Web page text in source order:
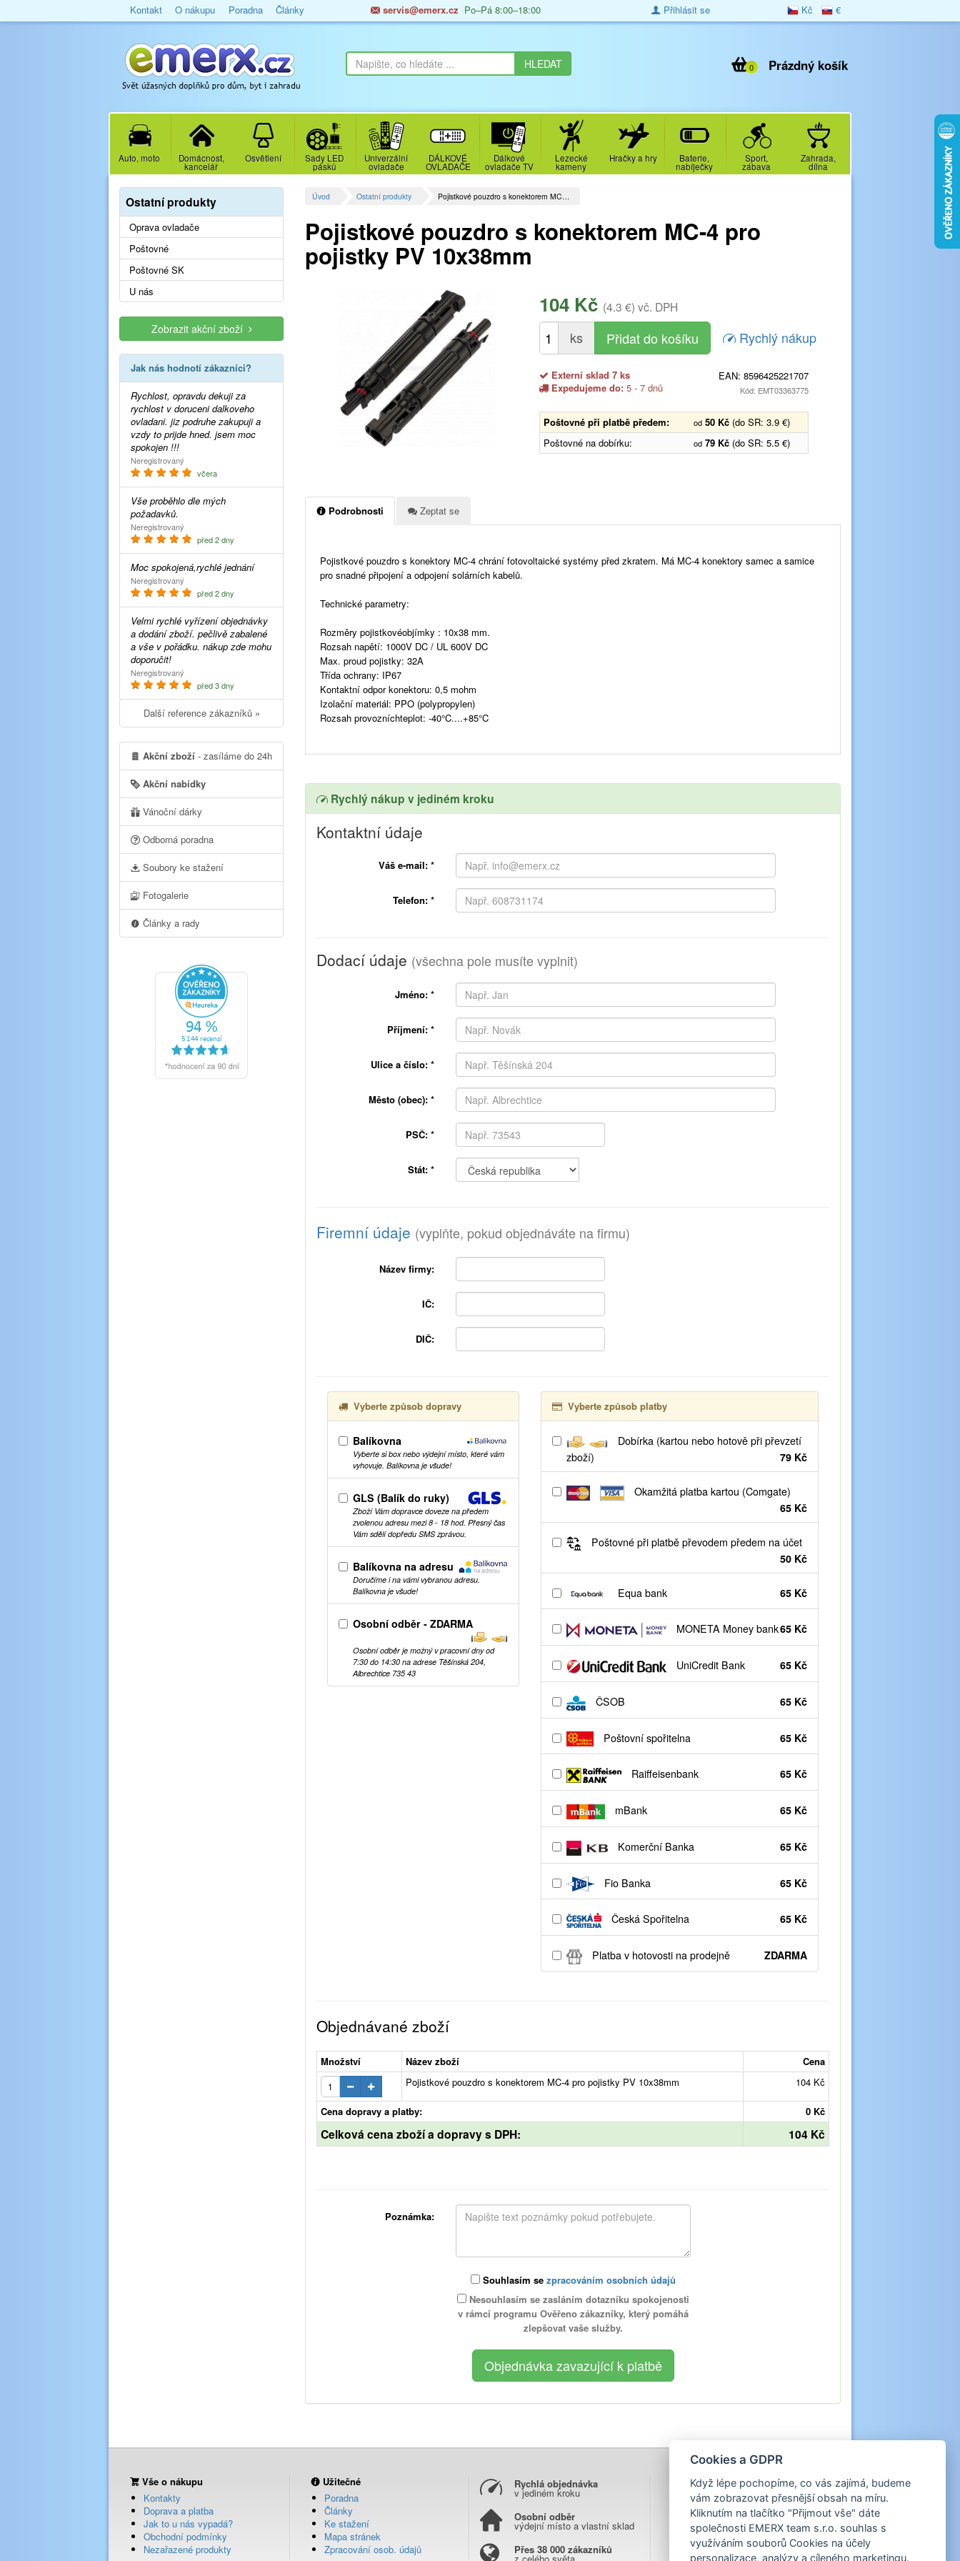
Kontakt O nákupu Poradna Články servis@emerx.cz Po–Pá 8:00–18:00 Kč €
Přihlásit se
Prázdný košík
0
Auto, moto Domácnost,
kancelář
Osvětlení Sady LED
pásků
Univerzální
ovladače
DÁLKOVÉ
OVLADAČE
Dálkové
ovladače TV
Lezecké
kameny
Hračky a hry Baterie,
nabíječky
Sport,
zábava
Zahrada,
dílna
Úvod Ostatní produkty Pojistkové pouzdro s konektorem MC…
Pojistkové pouzdro s konektorem MC-4 pro
pojistky PV 10x38mm
104 Kč (4.3 €) vč. DPH
ks Rychlý nákup
Externí sklad 7 ks
Expedujeme do:5 - 7 dnů
EAN: 8596425221707
Kód: EMT03363775
Poštovné při platbě předem: od 50 Kč (do SR: 3.9 €)
Poštovné na dobírku:
od 79 Kč (do SR: 5.5 €)
Podrobnosti Zeptat se
Pojistkové pouzdro s konektory MC-4 chrání fotovoltaické systémy před zkratem. Má MC-4 konektory samec a samice
pro snadné připojení a odpojení solárních kabelů.
Technické parametry:
Rozměry pojistkovéobjímky : 10x38 mm.
Rozsah napětí: 1000V DC / UL 600V DC
Max. proud pojistky: 32A
Třída ochrany: IP67
Kontaktní odpor konektoru: 0,5 mohm
Izolační materiál: PPO (polypropylen)
Rozsah provozníchteplot: -40°C....+85°C
Rychlý nákup v jediném kroku
Kontaktní údaje
Váš e-mail: *
Telefon: *
Dodací údaje (všechna pole musíte vyplnit)
Jméno: *
Příjmení: *
Ulice a číslo: *
Město (obec): *
PSČ: *
Stát: *
Firemní údaje (vyplňte, pokud objednáváte na firmu)
Název firmy:
IČ:
DIČ:
Vyberte způsob dopravy
Balíkovna
Vyberte si box nebo výdejní místo, které vám
vyhovuje. Balíkovna je všude!
GLS (Balík do ruky)
Zboží Vám dopravce doveze na předem
zvolenou adresu mezi 8 - 18 hod. Přesný čas
Vám sdělí dopředu SMS zprávou.
Balíkovna na adresu
Doručíme i na vámi vybranou adresu.
Balíkovna je všude!
Osobní odběr - ZDARMA
Osobní odběr je možný v pracovní dny od
7:30 do 14:30 na adrese Těšínská 204,
Albrechtice 735 43
Vyberte způsob platby
Dobírka (kartou nebo hotově při převzetí
zboží)
79 Kč
Okamžitá platba kartou (Comgate)
65 Kč
Poštovné při platbě převodem předem na účet
50 Kč
Equa bank 65 Kč
MONETA Money bank65 Kč
UniCredit Bank 65 Kč
ČSOB 65 Kč
Poštovní spořitelna 65 Kč
Raiffeisenbank 65 Kč
mBank 65 Kč
Komerční Banka 65 Kč
Fio Banka 65 Kč
Česká Spořitelna 65 Kč
Platba v hotovosti na prodejně ZDARMA
Objednávané zboží
Množství Název zboží
Cena
Pojistkové pouzdro s konektorem MC-4 pro pojistky PV 10x38mm
104 Kč
Cena dopravy a platby: 0 Kč
Celková cena zboží a dopravy s DPH: 104 Kč
Poznámka:
Souhlasím se zpracováním osobních údajů
Nesouhlasím se zasláním dotazníku spokojenosti
v rámci programu Ověřeno zákazníky, který pomáhá
zlepšovat vaše služby.
Ostatní produkty
Oprava ovladače
Poštovné
Poštovné SK
U nás
Zobrazit akční zboží
Jak nás hodnotí zákazníci?
Rychlost, opravdu dekuji za
rychlost v doruceni dalkoveho
ovladani. jiz podruhe zakupuji a
vzdy to prijde hned. jsem moc
spokojen !!!
Neregistrovaný
včera
Vše proběhlo dle mých
požadavků.
Neregistrovaný
před 2 dny
Moc spokojená,rychlé jednání
Neregistrovaný
před 2 dny
Velmi rychlé vyřízení objednávky
a dodání zboží. pečlivě zabalené
a vše v pořádku. nákup zde mohu
doporučit!
Neregistrovaný
před 3 dny
Další reference zákazníků »
Akční zboží - zasíláme do 24h
Akční nabídky
Vánoční dárky
Odborná poradna
Soubory ke stažení
Fotogalerie
Články a rady
Vše o nákupu
Kontakty
Doprava a platba
Jak to u nás vypadá?
Obchodní podmínky
Nezařazené produkty
Užitečné
Poradna
Články
Ke stažení
Mapa stránek
Zpracování osob. údajů
Rychlá objednávka
v jediném kroku
Osobní odběr
výdejní místo a vlastní sklad
Přes 38 000 zákazníků
Cookies a GDPR
Když lépe pochopíme, co vás zajímá, budeme
vám zobrazovat přesnější obsah na míru.
Kliknutím na tlačítko "Přijmout vše" dáte
společnosti EMERX team s.r.o. souhlas s
využíváním souborů Cookies na účely
personalizace, analýzy a cíleného marketingu.